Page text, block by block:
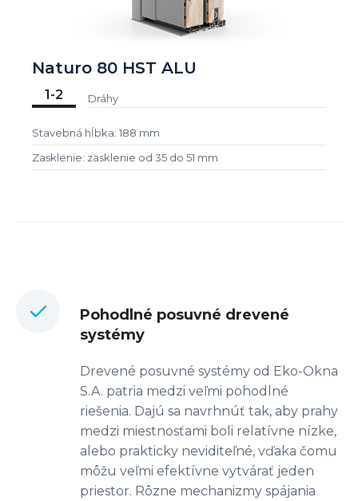
Naturo 80 HST ALU
1-2 Dráhy
Stavebná hĺbka: 188 mm
Zasklenie: zasklenie od 35 do 51 mm
Pohodlné posuvné drevené
systémy
Drevené posuvné systémy od Eko-Okna
S.A. patria medzi veľmi pohodlné
riešenia. Dajú sa navrhnúť tak, aby prahy
medzi miestnosťami boli relatívne nízke,
alebo prakticky neviditeľné, vďaka čomu
môžu veľmi efektívne vytvárať jeden
priestor. Rôzne mechanizmy spájania